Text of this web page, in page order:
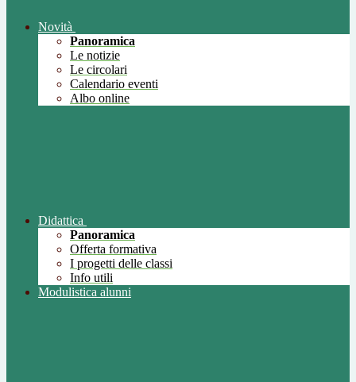
Novità
Panoramica
Le notizie
Le circolari
Calendario eventi
Albo online
Didattica
Panoramica
Offerta formativa
I progetti delle classi
Info utili
Modulistica alunni